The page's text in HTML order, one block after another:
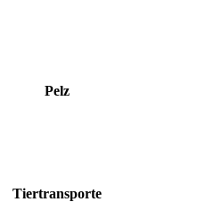
Pelz
Tiertransporte